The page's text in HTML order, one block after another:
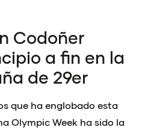
Codoñer
a fin en la
de 29er
que ha englobado esta
Olympic Week ha sido la